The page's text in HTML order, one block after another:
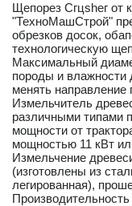
Щепорез Сгцѕһег от
"ТехноМашСтрой"
обрезков досок,
технологическую
Максимальный
породы и влажности
менять направление
Измельчитель
различными типами
мощности от
мощностью 11 кВт
Измельчение
(изготовлены из
легированная),